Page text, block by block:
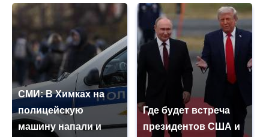
СМИ: В Химках на
полицейскую
машину напали и
Где будет встреча
президентов США и